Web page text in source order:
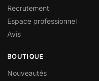
Recrutement
Espace professionnel
Avis
BOUTIQUE
Nouveautés